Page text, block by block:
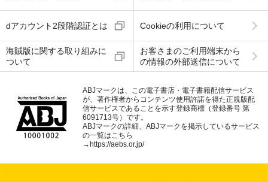
dアカウント2段階認証とは Cookieの利用について
海賊版に関する取り組みに
ついて
お客さまのご利用端末から
の情報の外部送信について
ABJマークは、この電子書店・電子書籍配信サービス
が、著作権者からコンテンツ使用許諾を得た正規版配
信サービスであることを示す登録商標（登録番号 第
6091713号）です。
ABJマークの詳細、ABJマークを掲示しているサービス
の一覧はこちら
→https://aebs.or.jp/